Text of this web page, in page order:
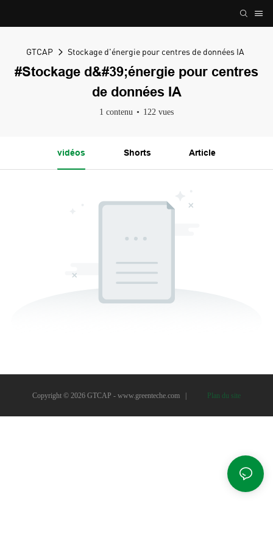
GTCAP Stockage d'énergie pour centres de données IA
#Stockage d&#39;énergie pour centres
de données IA
1 contenu 122 vues
vidéos Shorts Article
Copyright © 2026 GTCAP - www.greenteche.com | Plan du site